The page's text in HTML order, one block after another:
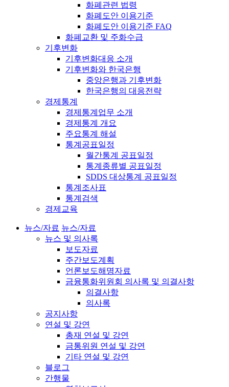
화폐관련 법령
화폐도안 이용기준
화폐도안 이용기준 FAQ
화폐교환 및 주화수급
기후변화
기후변화대응 소개
기후변화와 한국은행
중앙은행과 기후변화
한국은행의 대응전략
경제통계
경제통계업무 소개
경제통계 개요
주요통계 해설
통계공표일정
월간통계 공표일정
통계종류별 공표일정
SDDS 대상통계 공표일정
통계조사표
통계검색
경제교육
뉴스/자료 뉴스/자료
뉴스 및 의사록
보도자료
주간보도계획
언론보도해명자료
금융통화위원회 의사록 및 의결사항
의결사항
의사록
공지사항
연설 및 강연
총재 연설 및 강연
금통위원 연설 및 강연
기타 연설 및 강연
블로그
간행물